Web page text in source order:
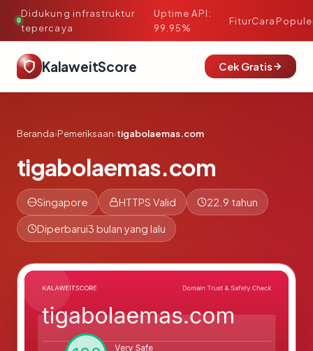
Didukung infrastruktur
tepercaya
·
Uptime API:
99.95%
FiturCara
KalaweitScore Cek Gratis
Beranda›Pemeriksaan›tigabolaemas.com
tigabolaemas.com
Singapore HTTPS Valid 22.9 tahun
Diperbarui3 bulan yang lalu